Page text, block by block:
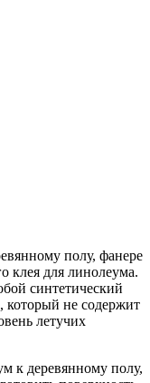
полу, фанере
для линолеума.
синтетический
который не содержит
летучих
к деревянному полу,